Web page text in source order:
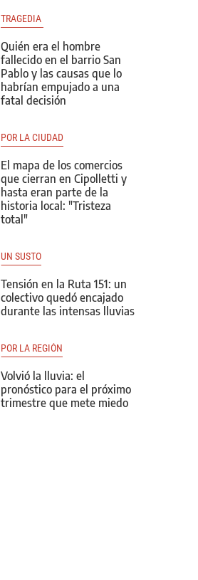
TRAGEDIA
Quién era el hombre
fallecido en el barrio San
Pablo y las causas que lo
habrían empujado a una
fatal decisión
POR LA CIUDAD
El mapa de los comercios
que cierran en Cipolletti y
hasta eran parte de la
historia local: "Tristeza
total"
UN SUSTO
Tensión en la Ruta 151: un
colectivo quedó encajado
durante las intensas lluvias
POR LA REGIÓN
Volvió la lluvia: el
pronóstico para el próximo
trimestre que mete miedo